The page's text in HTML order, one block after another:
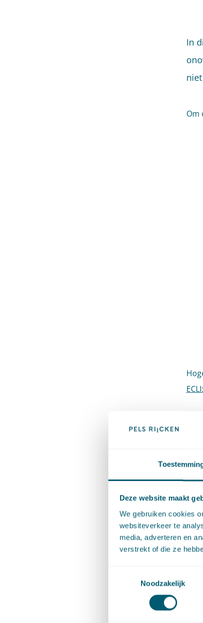
Deze website maakt
We gebruiken cookies
websiteverkeer te
media, adverteren en
verstrekt of die ze
Noodzakelijk
In
Om